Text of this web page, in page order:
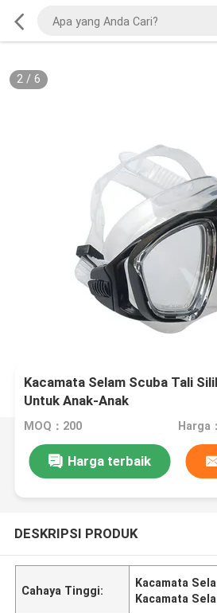
2/ 6
Kacamata Selam Scuba Tali
Untuk Anak-Anak
MOQ：200 Harga
Harga terbaik
DESKRIPSI PRODUK
Cahaya Tinggi:
Kacamata
Kacamata